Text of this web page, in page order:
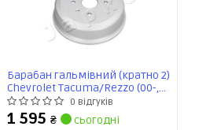
Барабан гальмівний (кратно 2)
Chevrolet Tacuma/Rezzo (00-,
05-) (56W03C) JAPKO
0 відгуків
1 595 ₴ сьогодні